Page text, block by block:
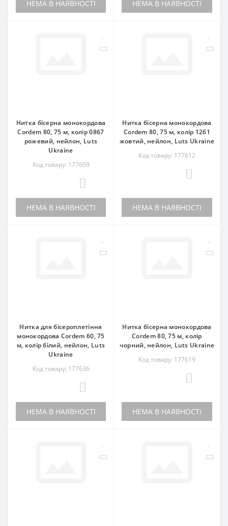
НЕМА В НАЯВНОСТІ НЕМА В НАЯВНОСТІ
Нитка бісерна монокордова
Cordem 80, 75 м, колір 0867
рожевий, нейлон, Luts
Ukraine
Код товару: 177609
НЕМА В НАЯВНОСТІ
Нитка бісерна монокордова
Cordem 80, 75 м, колір 1261
жовтий, нейлон, Luts Ukraine
Код товару: 177612
НЕМА В НАЯВНОСТІ
Нитка для бісероплетіння
монокордова Cordem 60, 75
м, колір білий, нейлон, Luts
Ukraine
Код товару: 177636
НЕМА В НАЯВНОСТІ
Нитка бісерна монокордова
Cordem 80, 75 м, колір
чорний, нейлон, Luts Ukraine
Код товару: 177619
НЕМА В НАЯВНОСТІ